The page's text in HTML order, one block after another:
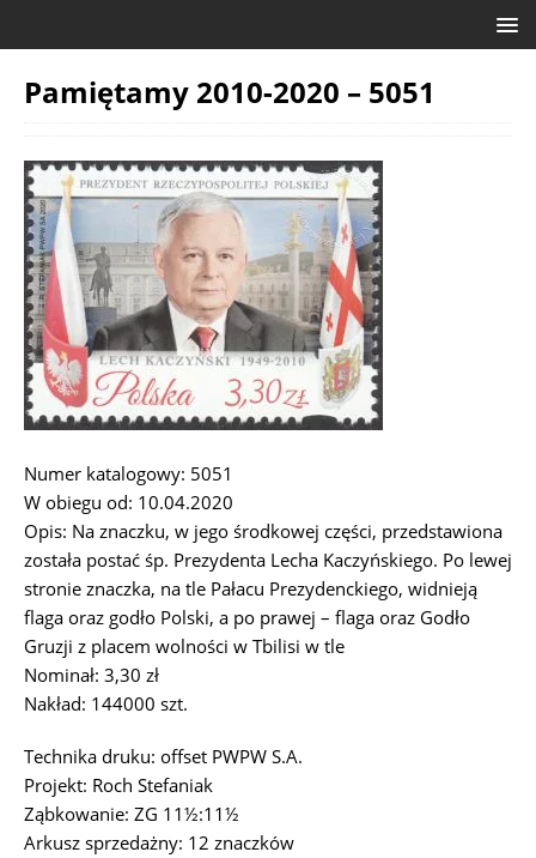
Pamiętamy 2010-2020 – 5051
Numer katalogowy: 5051
W obiegu od: 10.04.2020
Opis: Na znaczku, w jego środkowej części, przedstawiona
została postać śp. Prezydenta Lecha Kaczyńskiego. Po lewej
stronie znaczka, na tle Pałacu Prezydenckiego, widnieją
flaga oraz godło Polski, a po prawej – flaga oraz Godło
Gruzji z placem wolności w Tbilisi w tle
Nominał: 3,30 zł
Nakład: 144000 szt.
Technika druku: offset PWPW S.A.
Projekt: Roch Stefaniak
Ząbkowanie: ZG 11½:11½
Arkusz sprzedażny: 12 znaczków